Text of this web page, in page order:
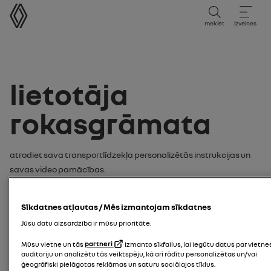
lietotāja rokasgrāmata
meklēt izvēlnes
lietotāja
rokasgrāmata
Atrodiet sava transportlīdzekļa personalizētās instrukcijas un
savas video pamācības.
video pamācību ar:
modelis
Sīkdatnes atļautas / Mēs izmantojam sīkdatnes
Jūsu datu aizsardzība ir mūsu prioritāte.
Mūsu vietne un tāspartneri
izmanto sīkfailus, lai iegūtu datus par
auditoriju un analizētu tās veiktspēju, kā arī rādītu personalizētas un/vai
ģeogrāfiski pielāgotas reklāmas un saturu sociālajos tīklus.